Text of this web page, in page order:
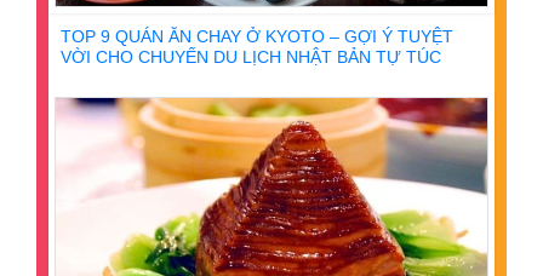
TOP 9 QUÁN ĂN CHAY Ở KYOTO – GỢI Ý TUYỆT
VỜI CHO CHUYẾN DU LỊCH NHẬT BẢN TỰ TÚC